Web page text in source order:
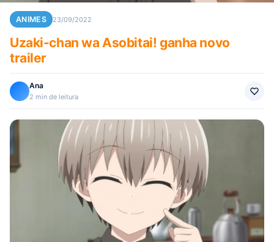
ANIMES 23/09/2022
Uzaki-chan wa Asobitai! ganha novo
trailer
Ana
2 min de leitura